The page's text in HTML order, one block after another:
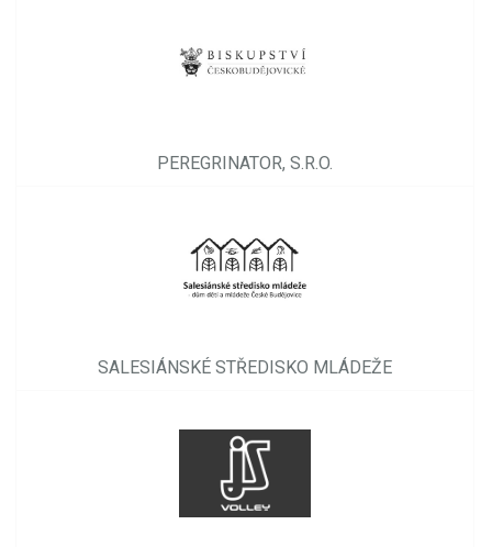
PEREGRINATOR, S.R.O.
SALESIÁNSKÉ STŘEDISKO MLÁDEŽE